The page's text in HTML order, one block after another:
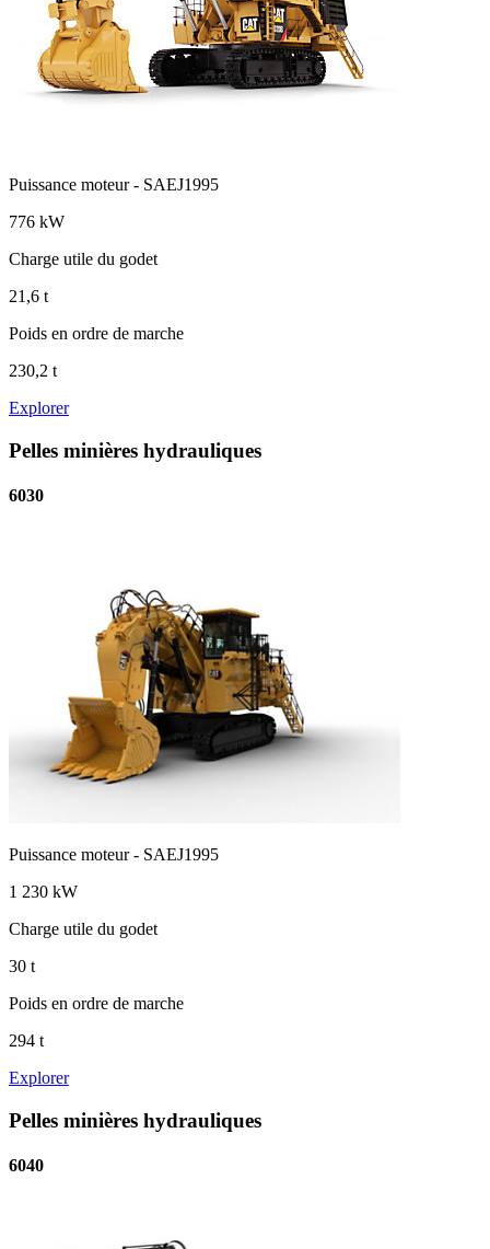
Puissance moteur - SAEJ1995
776 kW
Charge utile du godet
21,6 t
Poids en ordre de marche
230,2 t
Explorer
Pelles minières hydrauliques
6030
Puissance moteur - SAEJ1995
1 230 kW
Charge utile du godet
30 t
Poids en ordre de marche
294 t
Explorer
Pelles minières hydrauliques
6040